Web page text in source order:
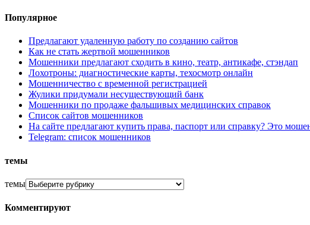
Популярное
Предлагают удаленную работу по созданию сайтов
Как не стать жертвой мошенников
Мошенники предлагают сходить в кино, театр, антикафе, стэндап
Лохотроны: диагностические карты, техосмотр онлайн
Мошенничество с временной регистрацией
Жулики придумали несуществующий банк
Мошенники по продаже фальшивых медицинских справок
Список сайтов мошенников
На сайте предлагают купить права, паспорт или справку? Это
Telegram: список мошенников
темы
темы
Комментируют